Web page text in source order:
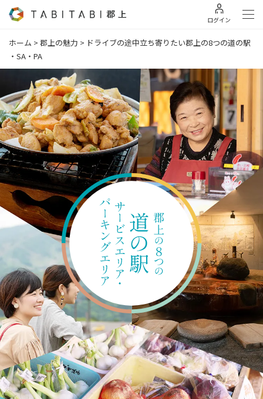
ログイン
ホーム > 郡上の魅力 > ドライブの途中立ち寄りたい郡上の8つの道の駅
・SA・PA